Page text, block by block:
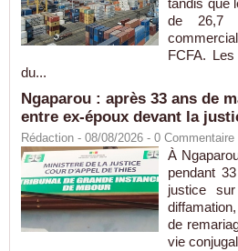
tandis que
de 26,7
FCFA.
du...
Ngaparou : après 33 ans de
entre ex-époux devant la
Rédaction - 08/08/2026 - 0 Commentaire
À
pendant
justice
de
vie